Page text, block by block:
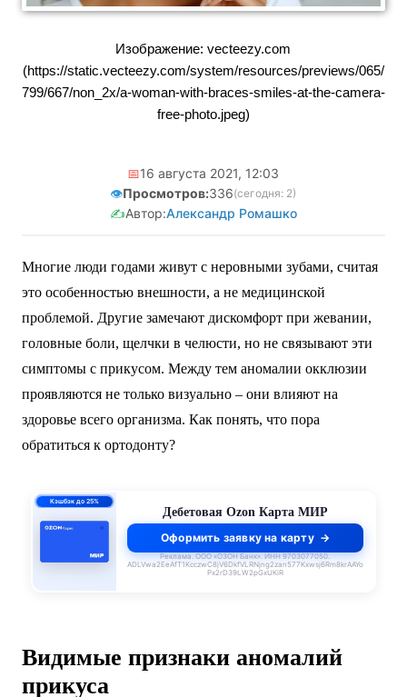
Изображение: vecteezy.com
(https://static.vecteezy.com/system/resources/previews/065/
799/667/non_2x/a-woman-with-braces-smiles-at-the-camera-
free-photo.jpeg)
📅16 августа 2021, 12:03
👁️Просмотров:336(сегодня: 2)
✍️Автор:Александр Ромашко
Многие люди годами живут с неровными зубами, считая
это особенностью внешности, а не медицинской
проблемой. Другие замечают дискомфорт при жевании,
головные боли, щелчки в челюсти, но не связывают эти
симптомы с прикусом. Между тем аномалии окклюзии
проявляются не только визуально – они влияют на
здоровье всего организма. Как понять, что пора
обратиться к ортодонту?
0% до 140 дней
Кредитная Ozon Карта
Оформить заявку на карту
Реклама. ООО «ОЗОН Банк». ИНН 9703077050.
ADLVwa2EeAfT1KcczwC8jV6DkfVLRNjng2zan577Kxwsj6Rm8krAAYo
Px2rD39LW2pGxUKiR
Видимые признаки аномалий
прикуса